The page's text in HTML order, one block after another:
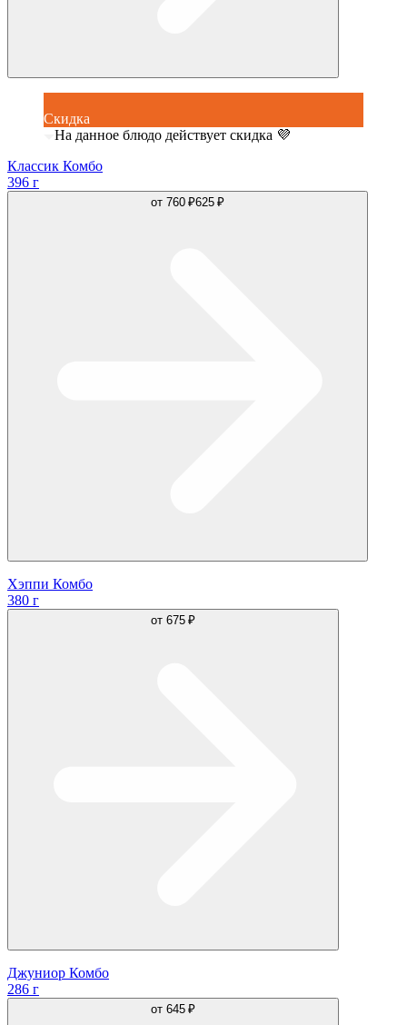
Скидка
На данное блюдо действует скидка 💜
Классик Комбо
396 г
от 760 ₽625 ₽
Хэппи Комбо
380 г
от 675 ₽
Джуниор Комбо
286 г
от 645 ₽